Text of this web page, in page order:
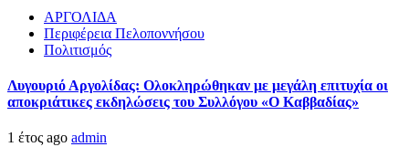
ΑΡΓΟΛΙΔΑ
Περιφέρεια Πελοποννήσου
Πολιτισμός
Λυγουριό Αργολίδας: Ολοκληρώθηκαν με μεγάλη επιτυχία οι
αποκριάτικες εκδηλώσεις του Συλλόγου «Ο Καββαδίας»
1 έτος ago admin